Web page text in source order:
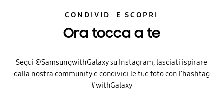
CONDIVIDI E SCOPRI
Ora tocca a te
Segui @SamsungwithGalaxy su Instagram, lasciati ispirare
dalla nostra community e condividi le tue foto con l’hashtag
#withGalaxy